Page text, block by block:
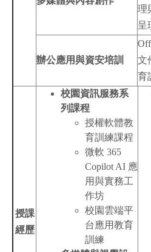
理
呈
辦公應用與資安培訓
文
育
授課
經歷
校園資訊服務系
列課程
授權軟體教
育訓練課程
微軟 365
Copilot AI 應
用與實務工
作坊
校園雲端平
台應用教育
訓練